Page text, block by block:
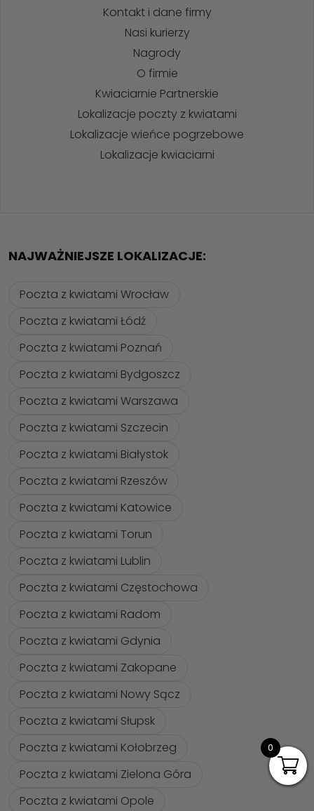
Kontakt i dane firmy
Nasi kurierzy
Nagrody
O firmie
Kwiaciarnie Partnerskie
Lokalizacje poczty z kwiatami
Lokalizacje wieńce pogrzebowe
Lokalizacje kwiaciarni
NAJWAŻNIEJSZE LOKALIZACJE:
Poczta z kwiatami Wrocław
Poczta z kwiatami Łódź
Poczta z kwiatami Poznań
Poczta z kwiatami Bydgoszcz
Poczta z kwiatami Warszawa
Poczta z kwiatami Szczecin
Poczta z kwiatami Białystok
Poczta z kwiatami Rzeszów
Poczta z kwiatami Katowice
Poczta z kwiatami Torun
Poczta z kwiatami Lublin
Poczta z kwiatami Częstochowa
Poczta z kwiatami Radom
Poczta z kwiatami Gdynia
Poczta z kwiatami Zakopane
Poczta z kwiatami Nowy Sącz
Poczta z kwiatami Słupsk
Poczta z kwiatami Kołobrzeg
Poczta z kwiatami Zielona Góra
Poczta z kwiatami Opole
0